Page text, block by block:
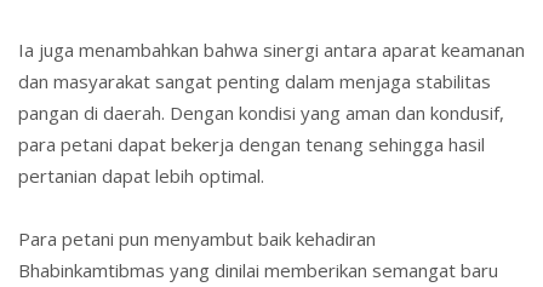
Ia juga menambahkan bahwa sinergi antara aparat keamanan
dan masyarakat sangat penting dalam menjaga stabilitas
pangan di daerah. Dengan kondisi yang aman dan kondusif,
para petani dapat bekerja dengan tenang sehingga hasil
pertanian dapat lebih optimal.
Para petani pun menyambut baik kehadiran
Bhabinkamtibmas yang dinilai memberikan semangat baru